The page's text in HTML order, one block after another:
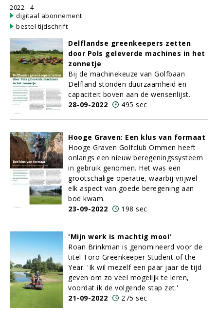
2022 - 4
digitaal abonnement
bestel tijdschrift
Delflandse greenkeepers zetten
door Pols geleverde machines in het
zonnetje
Bij de machinekeuze van Golfbaan
Delfland stonden duurzaamheid en
capaciteit boven aan de wensenlijst.
28-09-2022
495 sec
Hooge Graven: Een klus van formaat
Hooge Graven Golfclub Ommen heeft
onlangs een nieuw beregeningssysteem
in gebruik genomen. Het was een
grootschalige operatie, waarbij vrijwel
elk aspect van goede beregening aan
bod kwam.
23-09-2022
198 sec
'Mijn werk is machtig mooi'
Roan Brinkman is genomineerd voor de
titel Toro Greenkeeper Student of the
Year. 'Ik wil mezelf een paar jaar de tijd
geven om zo veel mogelijk te leren,
voordat ik de volgende stap zet.'
21-09-2022
275 sec